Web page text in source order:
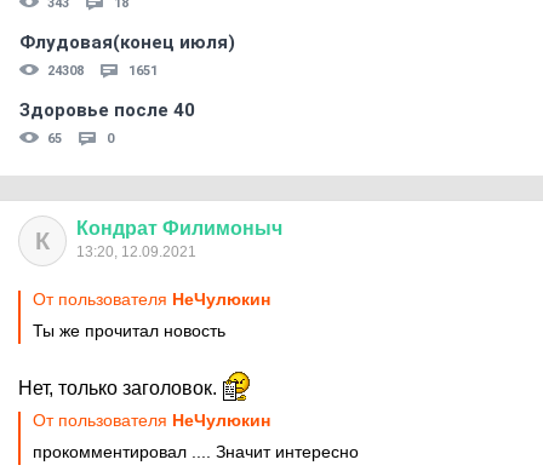
Флудовая(конец июля)
24308 1651
Здоровье после 40
65 0
К Кондрат Филимоныч
13:20, 12.09.2021
От пользователя НеЧулюкин
Ты же прочитал новость
Нет, только заголовок.
От пользователя НеЧулюкин
прокомментировал .... Значит интересно